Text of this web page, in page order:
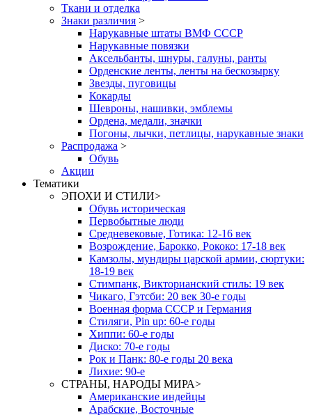
Ткани и отделка
Знаки различия >
Нарукавные штаты ВМФ СССР
Нарукавные повязки
Аксельбанты, шнуры, галуны, ранты
Орденские ленты, ленты на бескозырку
Звезды, пуговицы
Кокарды
Шевроны, нашивки, эмблемы
Ордена, медали, значки
Погоны, лычки, петлицы, нарукавные знаки
Распродажа >
Обувь
Акции
Тематики
ЭПОХИ И СТИЛИ>
Обувь историческая
Первобытные люди
Средневековые, Готика: 12-16 век
Возрождение, Барокко, Рококо: 17-18 век
Камзолы, мундиры царской армии, сюртуки:
18-19 век
Стимпанк, Викторианский стиль: 19 век
Чикаго, Гэтсби: 20 век 30-е годы
Военная форма СССР и Германия
Стиляги, Pin up: 60-е годы
Хиппи: 60-е годы
Диско: 70-е годы
Рок и Панк: 80-е годы 20 века
Лихие: 90-е
СТРАНЫ, НАРОДЫ МИРА>
Американские индейцы
Арабские, Восточные